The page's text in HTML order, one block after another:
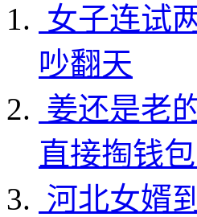
女子连试
吵翻天
姜还是老
直接掏钱
河北女婿